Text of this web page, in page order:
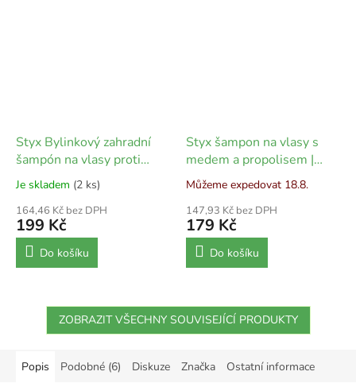
Styx Bylinkový zahradní
šampón na vlasy proti
lupům | 200 ml
Je skladem (2 ks)
164,46 Kč bez DPH
199 Kč
Do košíku
Styx šampon na vlasy s
medem a propolisem |
200 ml
Můžeme expedovat 18.8.
147,93 Kč bez DPH
179 Kč
Do košíku
ZOBRAZIT VŠECHNY SOUVISEJÍCÍ PRODUKTY
Popis Podobné (6) Diskuze Značka Ostatní informace